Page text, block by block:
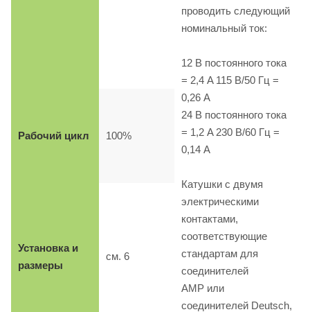
проводить следующий
номинальный ток:
12 B постоянного тока
= 2,4 A 115 B/50 Гц =
0,26 A
24 B постоянного тока
= 1,2 A 230 B/60 Гц =
0,14 A
Катушки с двумя
электрическими
контактами,
соответствующие
стандартам для
соединителей
AMP или
соединителей Deutsch,
Рабочий цикл 100%
Установка и
размеры
см. 6